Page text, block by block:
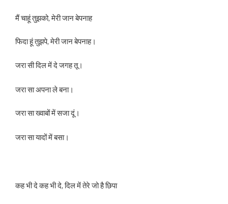
मैं चाहूं तुझको, मेरी जान बेपनाह
फिदा हूं तुझपे, मेरी जान बेपनाह।
जरा सी दिल में दे जगह तू।
जरा सा अपना ले बना।
जरा सा ख्वाबों में सजा दूं।
जरा सा यादों में बसा।
कह भी दे कह भी दे, दिल में तेरे जो है छिपा